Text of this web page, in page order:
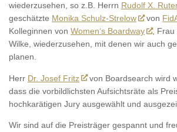
wiederzusehen, so z.B. Herrn Rudolf X.
geschätzte Monika Schulz-Strelow von
Kolleginnen von Women‘s Boardway
, Frau
Wilke, wiederzusehen, mit denen wir auch
planen.
Herr Dr. Josef Fritz
von Boardsearch wird
dass die vorbildlichsten Aufsichtsräte als
hochkarätigen Jury ausgewählt und
Wir sind auf die Preisträger gespannt und